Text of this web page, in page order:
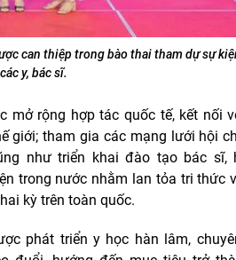
can thiệp trong bào thai tham dự sự
y, bác sĩ.
mở rộng hợp tác quốc tế, kết nối
giới; tham gia các mạng lưới hội
như triển khai đào tạo bác sĩ,
trong nước nhằm lan tỏa tri thức
kỳ trên toàn quốc.
phát triển y học hàn lâm,